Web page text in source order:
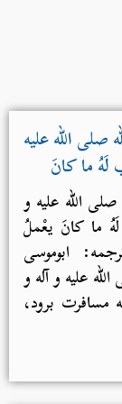
الله علیه
ما كانَ
الله علیه و
ما كانَ يعْملُ
بخاري]([۱]) ترجمه: ابوموسی
علیه و آله و
برود،